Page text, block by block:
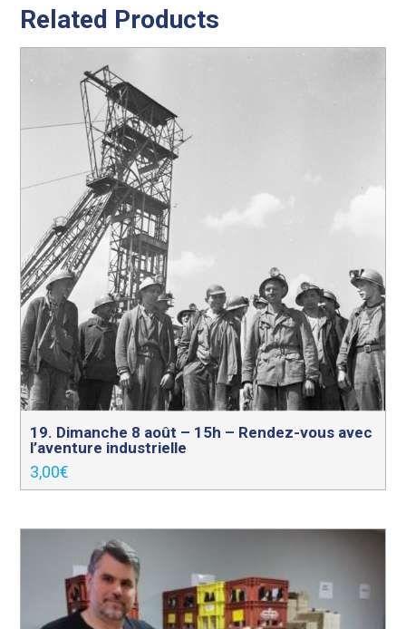
Related Products
19. Dimanche 8 août – 15h – Rendez-vous avec
l’aventure industrielle
3,00€